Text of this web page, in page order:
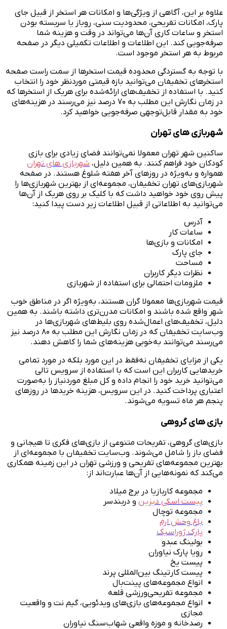
علاوه بر این، آگاهی از ویژگی‌ها و امکانات هر استخر از قبیل جای
پارک، امکانات تفریحی، محدودیت سنی، روباز یا سربسته بودن
استخر و ساعات کاری آن‌ها می‌تواند در وقت و هزینه شما
صرفه‌جویی کند. این اطلاعات و اطلاعات تکمیلی دیگر در صفحه
مربوط به هر استخر موجود است.
با توجه به گستردگی محدوده قیمت استخرها از سمت راست صفحه
استخرهای تخفیفان می‌توانید بازه قیمتی موردنظر خود را انتخاب
کنید. با استفاده از تخفیف‌های ارائه‌شده برای هریک از استخرها که
در زمان نگارش این مطلب به ۷۰ درصد نیز می‌رسند در هزینه‌های
خود به مقدار قابل‌توجهی صرفه‌جویی خواهید کرد.
شهربازی های تهران
ساکنین شهر تهران معمولا نمی‌توانند فضای زیادی برای بازی
کودکان خود فراهم کنند. به همین دلیل، شهربازی های تهران
همواره و به‌ویژه در روزهای آخر هفته شلوغ هستند. در صفحه
شهربازی‌های تهران تخفیفان، مجموعه‌ای از بهترین شهربازی‌ها را
پیش روی خود خواهید داشت که با کلیک بر روی هریک از آن‌ها
می‌توانید به اطلاعاتی از قبیل اطلاعات زیر دست پیدا کنید:
آدرس
ساعات کار
امکانات و بازی‌ها
جای پارک
مساحت
نظرات دیگر کاربران
ملزومات احتمالی برای استفاده از شهربازی
قیمت شهربازی‌ها معمولا گران هستند، به‌ویژه اگر در مناطق خوب
شهر واقع شده باشند و امکانات مدرن‌تری داشته باشند. به همین
دلیل، تخفیف‌های اعمال‌شده روی بلیط‌های شهربازی‌ها در
وب‌سایت تخفیفان که در زمان نگارش این مطلب به ۸۰ درصد نیز
می‌رسند می‌توانند به‌خوبی هزینه‌های شما را کاهش دهند.
یکی از مزایای تخفیفان نه‌فقط در این مورد بلکه در مورد تمامی
خریدهایی کاربران این است که با استفاده از سرویس تالی
می‌توانید خرید خود را انجام داده و کل مبلغ موردنیاز را به‌صورت
اعتباری پرداخت کنید. در این سرویس، هزینه خریدها در روزهای
پنجم هر ماه تسویه می‌شوند.
بازی های گروهی
بازی‌های گروهی، تفریحات متنوعی از بازی‌های فکری تا هیجانی و
فضای باز را شامل می‌شوند. وب‌سایت تخفیفان با مجموعه‌ای از
بهترین مجموعه‌های تفریحی و ورزشی تهران در این زمینه همکاری
می‌کند که نمونه‌هایی از آن‌ها عبارت‌اند از:
مجموعه کاربازیا در برج میلاد
پیست اسکی دیزین و دربندسر
مجموعه توچال
باغ وحش ارم
پارک ژوراسیک
بولینگ عبدو
رویا پارک نیاوران
پیست یخ
پیست کارتینگ بین‌المللی پرند
انواع مجموعه‌های پینت‌بال
مجموعه تفریحی‌ورزشی قلعه
انواع مجموعه‌های بازی‌های ویدئویی، گیم نت و واقعیت
مجازی
رصدخانه و موزه واقعی شهاب‌سنگ نیاوران